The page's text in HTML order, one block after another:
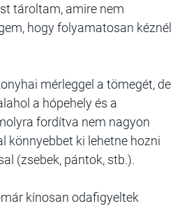
tároltam, amire nem
hogy folyamatosan kéznél
mérleggel a tömegét, de
a hópehely és a
fordítva nem nagyon
könnyebbet ki lehetne hozni
(zsebek, pántok, stb.).
kínosan odafigyeltek